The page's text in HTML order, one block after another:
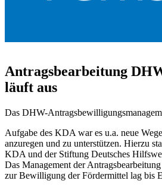
Antragsbearbeitung
läuft aus
Das DHW-
Aufgabe des KDA war es u.a. neue
anzuregen und zu unterstützen. Hierzu
KDA und der Stiftung Deutsches
Das Management der
zur Bewilligung der Fördermittel lag bis